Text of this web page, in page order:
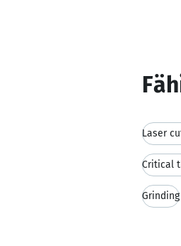
Laser
Critical
Grinding